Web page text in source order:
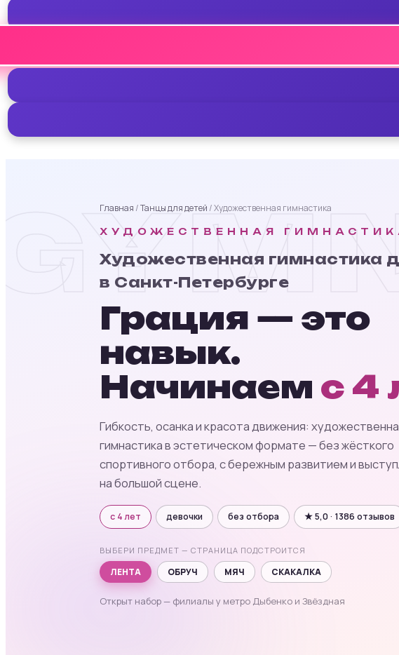
Главная /Танцы для детей / Художественная гимнастика
ХУДОЖЕСТВЕННАЯ
Художественная гимнастика
в Санкт-Петербурге
Грация — это
навык.
Начинаем с 4
Гибкость, осанка и красота движения:
гимнастика в эстетическом формате — без жёсткого
спортивного отбора, с бережным развитием и
на большой сцене.
с 4 лет девочки без отбора ★ 5,0 · 1386 отзывов
ВЫБЕРИ ПРЕДМЕТ — СТРАНИЦА ПОДСТРОИТСЯ
ЛЕНТА ОБРУЧ МЯЧ СКАКАЛКА
Открыт набор — филиалы у метро Дыбенко и Звёздная